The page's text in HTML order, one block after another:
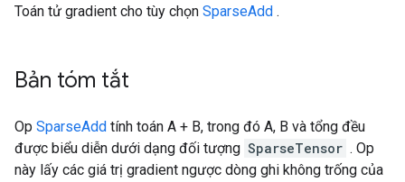
Toán tử gradient cho tùy chọn SparseAdd .
Bản tóm tắt
Op SparseAdd tính toán A + B, trong đó A, B và tổng đều
được biểu diễn dưới dạng đối tượng SparseTensor . Op
này lấy các giá trị gradient ngược dòng ghi không trống của